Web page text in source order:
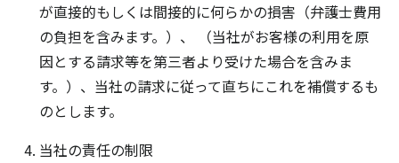
が直接的もしくは間接的に何らかの損害（弁護士費用
の負担を含みます。）、 （当社がお客様の利用を原
因とする請求等を第三者より受けた場合を含みま
す。）、当社の請求に従って直ちにこれを補償するも
のとします。
当社の責任の制限